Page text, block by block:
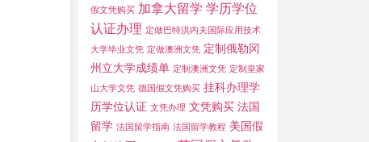
假文凭购买 加拿大留学 学历学位
认证办理 定做巴特洪内夫国际应用技术
大学毕业文凭 定做澳洲文凭 定制俄勒冈
州立大学成绩单 定制澳洲文凭 定制皇家
山大学文凭 德国假文凭购买 挂科办理学
历学位认证 文凭办理 文凭购买 法国
留学 法国留学指南 法国留学教程 美国假